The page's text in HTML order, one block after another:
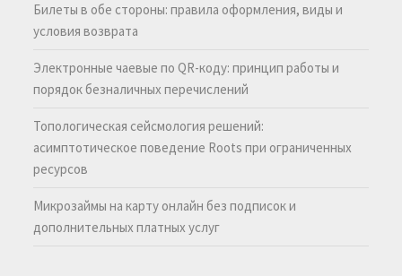
Билеты в обе стороны: правила оформления, виды и
условия возврата
Электронные чаевые по QR-коду: принцип работы и
порядок безналичных перечислений
Топологическая сейсмология решений:
асимптотическое поведение Roots при ограниченных
ресурсов
Микрозаймы на карту онлайн без подписок и
дополнительных платных услуг